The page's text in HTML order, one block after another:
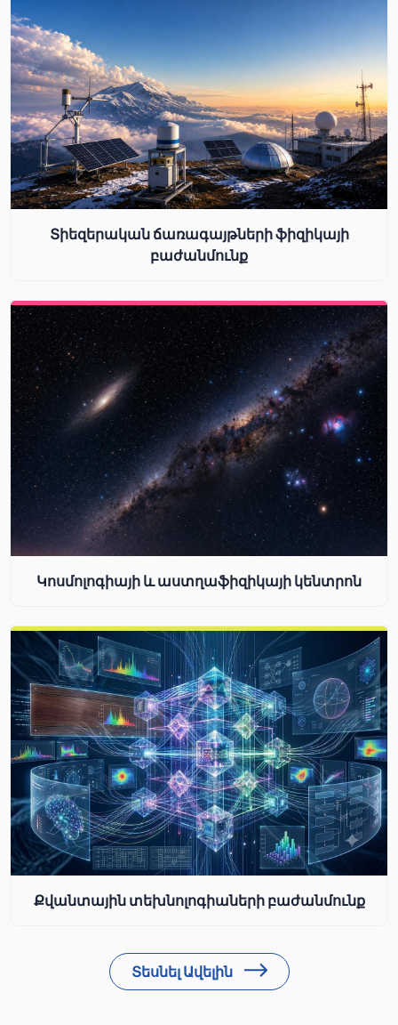
Տիեզերական ճառագայթների ֆիզիկայի
բաժանմունք
Կոսմոլոգիայի և աստղաֆիզիկայի կենտրոն
Քվանտային տեխնոլոգիաների բաժանմունք
Տեսնել Ավելին